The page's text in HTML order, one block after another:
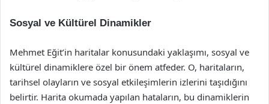
Sosyal ve Kültürel Dinamikler
Mehmet Eğit’in haritalar konusundaki yaklaşımı, sosyal ve
kültürel dinamiklere özel bir önem atfeder. O, haritaların,
tarihsel olayların ve sosyal etkileşimlerin izlerini taşıdığını
belirtir. Harita okumada yapılan hataların, bu dinamiklerin